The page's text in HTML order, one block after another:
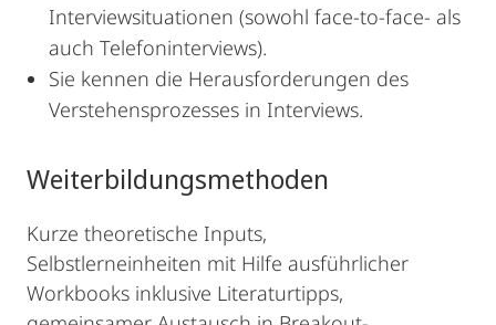
Interviewsituationen (sowohl face-to-face- als
auch Telefoninterviews).
Sie kennen die Herausforderungen des
Verstehensprozesses in Interviews.
Weiterbildungsmethoden
Kurze theoretische Inputs,
Selbstlerneinheiten mit Hilfe ausführlicher
Workbooks inklusive Literaturtipps,